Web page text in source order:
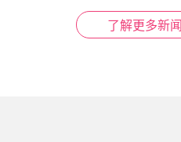
了解更多新闻